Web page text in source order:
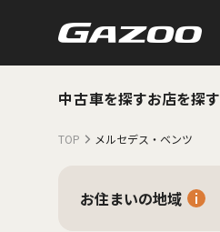
中古車を探すお店を探す
TOP メルセデス・ベンツ
お住まいの地域